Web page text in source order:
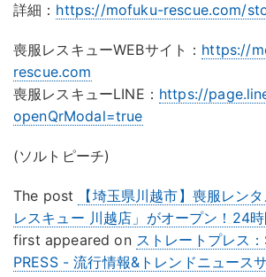
詳細： https://mofuku-rescue.com/
喪服レスキューWEBサイト： https://
rescue.com
喪服レスキューLINE： https://
openQrModal=true
(ソルトピーチ)
The post
【埼玉県川越市】喪服レン
レスキュー 川越店」がオープン！24
first appeared on ストレートプレス
PRESS - 流行情報&トレンドニュース